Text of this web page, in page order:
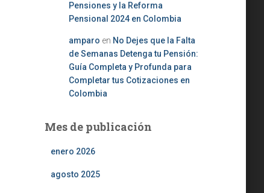
Pensiones y la Reforma
Pensional 2024 en Colombia
amparo en No Dejes que la Falta
de Semanas Detenga tu Pensión:
Guía Completa y Profunda para
Completar tus Cotizaciones en
Colombia
Mes de publicación
enero 2026
agosto 2025